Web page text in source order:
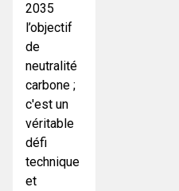
2035
l’objectif
de
neutralité
carbone ;
c'est un
véritable
défi
technique
et